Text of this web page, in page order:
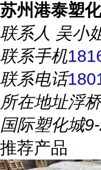
苏州港泰塑
联系人 吴小
联系手机
联系电话
所在地址浮
国际塑化城
推荐产品